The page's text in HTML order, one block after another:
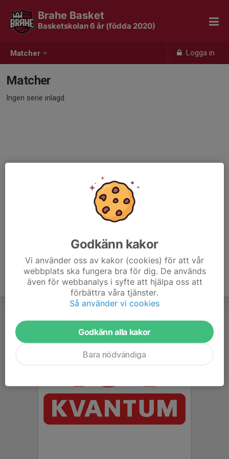
Matcher Logga in
Brahe Basket
Basketskolan 6 år (födda 2020)
Matcher
Ingen serie inlagd
Godkänn kakor
Vi använder oss av kakor (cookies) för att vår
webbplats ska fungera bra för dig. De används
även för webbanalys i syfte att hjälpa oss att
förbättra våra tjänster.
Så använder vi cookies
Godkänn alla kakor
Bara nödvändiga